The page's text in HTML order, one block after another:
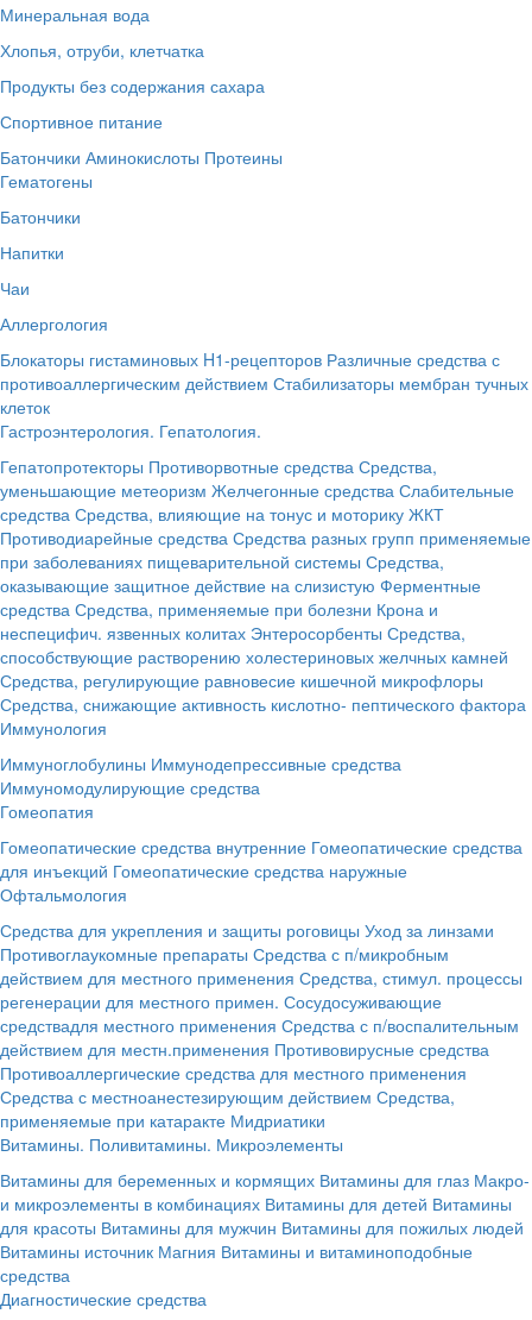
Минеральная вода
Хлопья, отруби, клетчатка
Продукты без содержания сахара
Спортивное питание
Батончики Аминокислоты Протеины
Гематогены
Батончики
Напитки
Чаи
Аллергология
Блокаторы гистаминовых H1-рецепторов Различные средства с
противоаллергическим действием Стабилизаторы мембран тучных
клеток
Гастроэнтерология. Гепатология.
Гепатопротекторы Противорвотные средства Средства,
уменьшающие метеоризм Желчегонные средства Слабительные
средства Средства, влияющие на тонус и моторику ЖКТ
Противодиарейные средства Средства разных групп применяемые
при заболеваниях пищеварительной системы Средства,
оказывающие защитное действие на слизистую Ферментные
средства Средства, применяемые при болезни Крона и
неспецифич. язвенных колитах Энтеросорбенты Средства,
способствующие растворению холестериновых желчных камней
Средства, регулирующие равновесие кишечной микрофлоры
Средства, снижающие активность кислотно- пептического фактора
Иммунология
Иммуноглобулины Иммунодепрессивные средства
Иммуномодулирующие средства
Гомеопатия
Гомеопатические средства внутренние Гомеопатические средства
для инъекций Гомеопатические средства наружные
Офтальмология
Средства для укрепления и защиты роговицы Уход за линзами
Противоглаукомные препараты Средства с п/микробным
действием для местного применения Средства, стимул. процессы
регенерации для местного примен. Сосудосуживающие
средствадля местного применения Средства с п/воспалительным
действием для местн.применения Противовирусные средства
Противоаллергические средства для местного применения
Средства с местноанестезирующим действием Средства,
применяемые при катаракте Мидриатики
Витамины. Поливитамины. Микроэлементы
Витамины для беременных и кормящих Витамины для глаз Макро-
и микроэлементы в комбинациях Витамины для детей Витамины
для красоты Витамины для мужчин Витамины для пожилых людей
Витамины источник Магния Витамины и витаминоподобные
средства
Диагностические средства